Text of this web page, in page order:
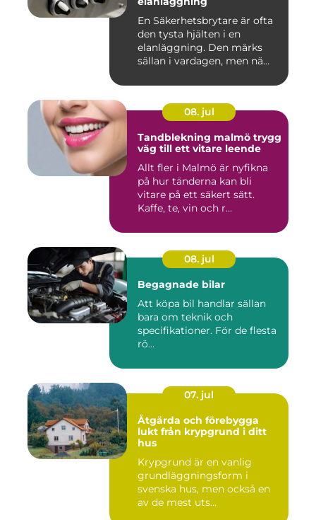
En Säkerhetsbrytare är ofta
den tysta hjälten i en
elanläggning. Den märks
sällan i vardagen, men nä...
08. jul
Tandblekning malmö trygg
väg till ett vitare leende
Allt fler i Malmö är nyfikna
på hur tänderna kan bli
vitare på ett säkert sätt.
Kaffe, te, vin och r...
08. jul
Begagnade bilar
Att köpa bil handlar sällan
bara om teknik och
specifikationer. För de flesta
rö...
07. jul
Åtgärda och förebygga
lukt från krypgrund i ditt
hus
Krypgrund är en vanlig
grundläggningsform i
svenska hus, men också en
av de mest uts...